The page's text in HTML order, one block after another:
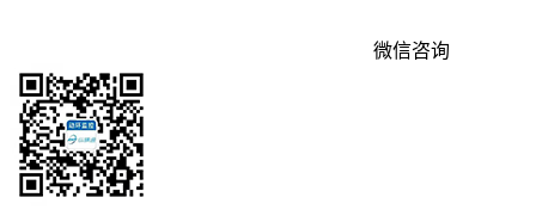
微信咨询